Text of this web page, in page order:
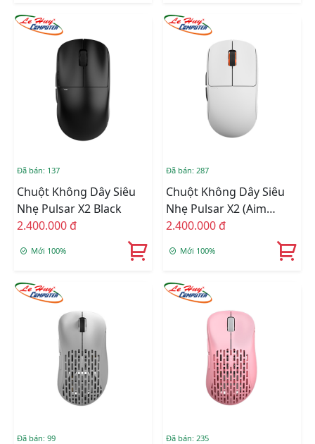
Đã bán: 137
Chuột Không Dây Siêu
Nhẹ Pulsar X2 Black
2.400.000 đ
Mới 100%
Đã bán: 287
Chuột Không Dây Siêu
Nhẹ Pulsar X2 (Aim
Trainer Pack)
2.400.000 đ
Mới 100%
Đã bán: 99 Đã bán: 235